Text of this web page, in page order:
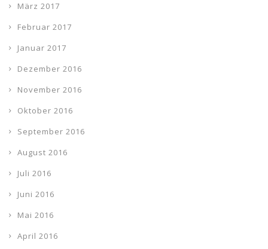
März 2017
Februar 2017
Januar 2017
Dezember 2016
November 2016
Oktober 2016
September 2016
August 2016
Juli 2016
Juni 2016
Mai 2016
April 2016